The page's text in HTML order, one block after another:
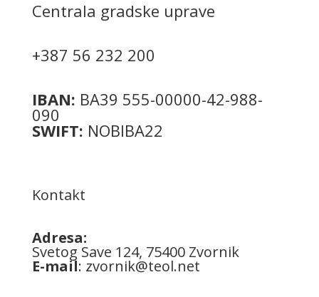
Centrala gradske uprave
+387 56 232 200
IBAN: BA39 555-00000-42-988-
090
SWIFT: NOBIBA22
Kontakt
Adresa:
Svetog Save 124, 75400 Zvornik
E-mail: zvornik@teol.net